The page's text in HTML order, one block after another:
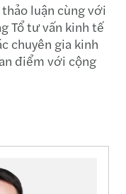
luận cùng với
Tổ tư vấn kinh tế
chuyên gia kinh
điểm với cộng